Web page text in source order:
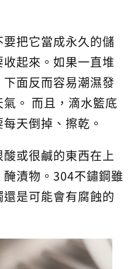
把它當成永久的儲
起來。如果一直堆
面反而容易潮濕發
。 而且，滴水籃底
天倒掉、擦乾。
或很鹹的東西在上
漬物。304不鏽鋼雖
是可能會有腐蝕的